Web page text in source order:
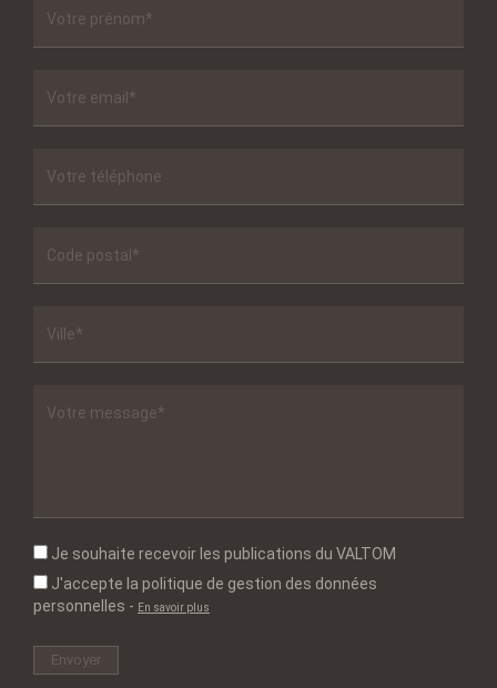
Je souhaite recevoir les publications du VALTOM
J'accepte la politique de gestion des données
personnelles - En savoir plus